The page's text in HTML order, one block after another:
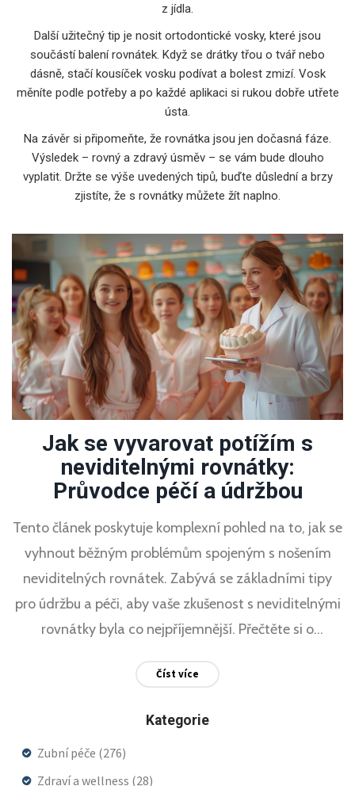
z jídla.
Další užitečný tip je nosit ortodontické vosky, které jsou
součástí balení rovnátek. Když se drátky třou o tvář nebo
dásně, stačí kousíček vosku podívat a bolest zmizí. Vosk
měníte podle potřeby a po každé aplikaci si rukou dobře utřete
ústa.
Na závěr si připomeňte, že rovnátka jsou jen dočasná fáze.
Výsledek – rovný a zdravý úsměv – se vám bude dlouho
vyplatit. Držte se výše uvedených tipů, buďte důslední a brzy
zjistíte, že s rovnátky můžete žít naplno.
Jak se vyvarovat potížím s
neviditelnými rovnátky:
Průvodce péčí a údržbou
Tento článek poskytuje komplexní pohled na to, jak se
vyhnout běžným problémům spojeným s nošením
neviditelných rovnátek. Zabývá se základními tipy
pro údržbu a péči, aby vaše zkušenost s neviditelnými
rovnátky byla co nejpříjemnější. Přečtěte si o
jak předejít možným zdravotním komplikacím.
život s rovnátky.
Číst více
Kategorie
Zubní péče (276)
Zdraví a wellness (28)